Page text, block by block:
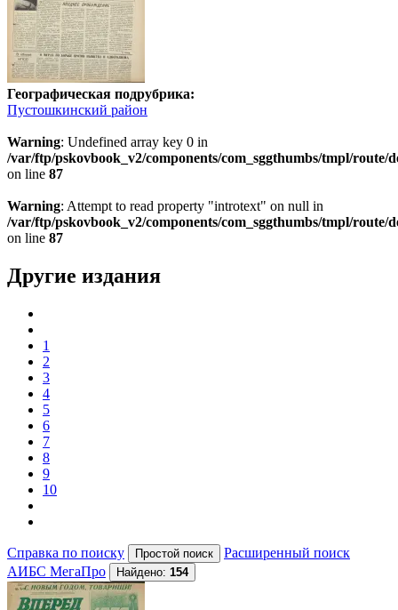
Географическая подрубрика:
Пустошкинский район
Warning: Undefined array key 0 in
/var/ftp/pskovbook_v2/components/com_sggthumbs/tmpl/route/
on line 87
Warning: Attempt to read property "introtext" on null in
/var/ftp/pskovbook_v2/components/com_sggthumbs/tmpl/route/
on line 87
Другие издания
1
2
3
4
5
6
7
8
9
10
Справка по поиску
Расширенный поиск
АИБС МегаПро
Найдено: 154